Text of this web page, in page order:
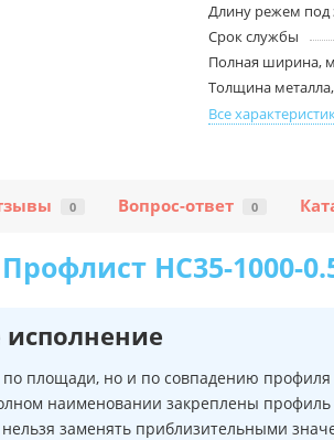
Длину режем под
Срок службы
Полная ширина,
Толщина
Все
0 Вопрос-ответ 0
Профлист НС35-1000-
площади, но и по совпадению
наименовании закреплены
заменять приблизительными